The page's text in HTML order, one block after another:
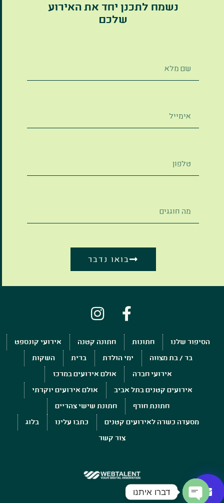
נשמח לתכנן יחד את האירוע
שלכם
בואו נדבר
הסיפור שלנו חתונות חתונה קטנה
אירועי קונספט
בר / בת מצווה
ימי הולדת ברית
השקות
אירועי חברה
אולם אירועים במרכז
אירועים קטנים בתל אביב
אולם אירועים יוקרתי
חתונת חורף
חתונת שישי צהריים
מסעדה כשרה לאירועים קטנים
כתבו עלינו
בלוג
צור קשר
דברו איתנו